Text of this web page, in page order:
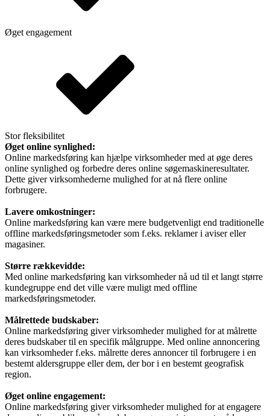
Øget engagement
Stor fleksibilitet
Øget online synlighed:
Online markedsføring kan hjælpe virksomheder med at øge deres
online synlighed og forbedre deres online søgemaskineresultater.
Dette giver virksomhederne mulighed for at nå flere online
forbrugere.
Lavere omkostninger:
Online markedsføring kan være mere budgetvenligt end traditionelle
offline markedsføringsmetoder som f.eks. reklamer i aviser eller
magasiner.
Større rækkevidde:
Med online markedsføring kan virksomheder nå ud til et langt større
kundegruppe end det ville være muligt med offline
markedsføringsmetoder.
Målrettede budskaber:
Online markedsføring giver virksomheder mulighed for at målrette
deres budskaber til en specifik målgruppe. Med online annoncering
kan virksomheder f.eks. målrette deres annoncer til forbrugere i en
bestemt aldersgruppe eller dem, der bor i en bestemt geografisk
region.
Øget online engagement:
Online markedsføring giver virksomheder mulighed for at engagere